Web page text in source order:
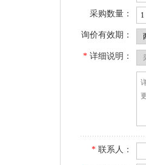
采购数量：
询价有效期：
* 详细说明：
* 联系人：